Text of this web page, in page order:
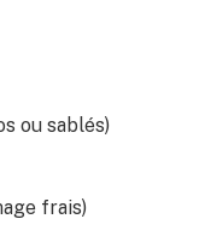
ou sablés)
frais)